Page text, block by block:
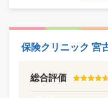
保険クリニック 宮
総合評価